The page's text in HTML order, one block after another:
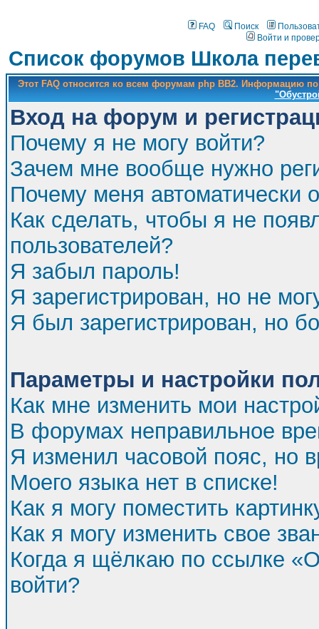
FAQ Поиск
Войти и
Список форумов Школа
Этот FAQ относится ко всем форумам php BB2. Информацию
Вход на форум и
Почему я не могу войти?
Зачем мне вообще нужно
Почему меня автоматически
Как сделать, чтобы я не
пользователей?
Я забыл пароль!
Я зарегистрирован, но не
Я был зарегистрирован, но
Параметры и настройки
Как мне изменить мои
В форумах неправильное
Я изменил часовой пояс, но
Моего языка нет в списке!
Как я могу поместить
Как я могу изменить свое
Когда я щёлкаю по ссылке
войти?